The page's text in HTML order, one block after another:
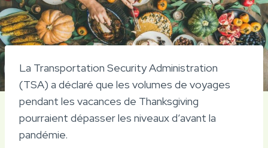
La Transportation Security Administration
(TSA) a déclaré que les volumes de voyages
pendant les vacances de Thanksgiving
pourraient dépasser les niveaux d’avant la
pandémie.